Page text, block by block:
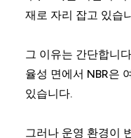
재로 자리 잡고 있습
그 이유는 간단합니
율성 면에서 NBR은
있습니다.
그러나 운영 환경이